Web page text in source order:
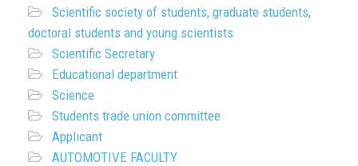
Scientific society of students, graduate students,
doctoral students and young scientists
Scientific Secretary
Educational department
Science
Students trade union committee
Applicant
AUTOMOTIVE FACULTY